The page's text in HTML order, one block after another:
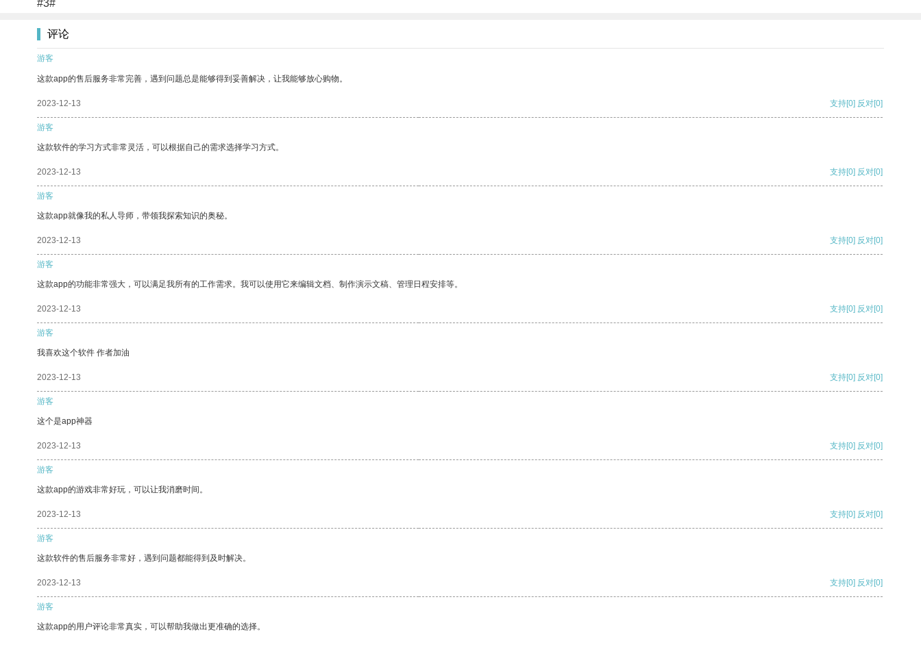
#3#
评论
游客
这款app的售后服务非常完善，遇到问题总是能够得到妥善解决，让我能够放心购物。
2023-12-13 支持[0] 反对[0]
游客
这款软件的学习方式非常灵活，可以根据自己的需求选择学习方式。
2023-12-13 支持[0] 反对[0]
游客
这款app就像我的私人导师，带领我探索知识的奥秘。
2023-12-13 支持[0] 反对[0]
游客
这款app的功能非常强大，可以满足我所有的工作需求。我可以使用它来编辑文档、制作演示文稿、管理日程安排等。
2023-12-13 支持[0] 反对[0]
游客
我喜欢这个软件 作者加油
2023-12-13 支持[0] 反对[0]
游客
这个是app神器
2023-12-13 支持[0] 反对[0]
游客
这款app的游戏非常好玩，可以让我消磨时间。
2023-12-13 支持[0] 反对[0]
游客
这款软件的售后服务非常好，遇到问题都能得到及时解决。
2023-12-13 支持[0] 反对[0]
游客
这款app的用户评论非常真实，可以帮助我做出更准确的选择。